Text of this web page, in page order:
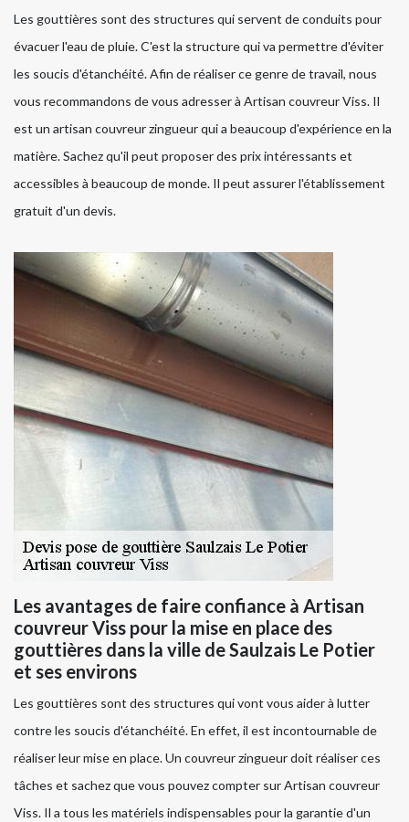
Les gouttières sont des structures qui servent de conduits pour
évacuer l'eau de pluie. C'est la structure qui va permettre d'éviter
les soucis d'étanchéité. Afin de réaliser ce genre de travail, nous
vous recommandons de vous adresser à Artisan couvreur Viss. Il
est un artisan couvreur zingueur qui a beaucoup d'expérience en la
matière. Sachez qu'il peut proposer des prix intéressants et
accessibles à beaucoup de monde. Il peut assurer l'établissement
gratuit d'un devis.
Les avantages de faire confiance à Artisan
couvreur Viss pour la mise en place des
gouttières dans la ville de Saulzais Le Potier
et ses environs
Les gouttières sont des structures qui vont vous aider à lutter
contre les soucis d'étanchéité. En effet, il est incontournable de
réaliser leur mise en place. Un couvreur zingueur doit réaliser ces
tâches et sachez que vous pouvez compter sur Artisan couvreur
Viss. Il a tous les matériels indispensables pour la garantie d'un